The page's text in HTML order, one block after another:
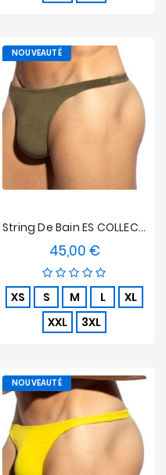
String De Bain ES COLLECTION Terrycloth - Kaki
45,00 €Prix
XS S M L
XL
XXL
3XL
NOUVEAUTÉ
NOUVEAUTÉ